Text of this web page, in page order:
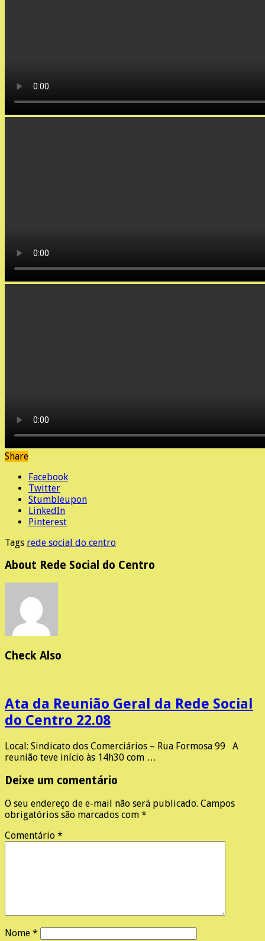
Share
Facebook
Twitter
Stumbleupon
LinkedIn
Pinterest
Tags rede social do centro
About Rede Social do Centro
Check Also
Ata da Reunião Geral da Rede Social
do Centro 22.08
Local: Sindicato dos Comerciários – Rua Formosa 99 A
reunião teve início às 14h30 com …
Deixe um comentário
O seu endereço de e-mail não será publicado. Campos
obrigatórios são marcados com *
Comentário *
Nome *